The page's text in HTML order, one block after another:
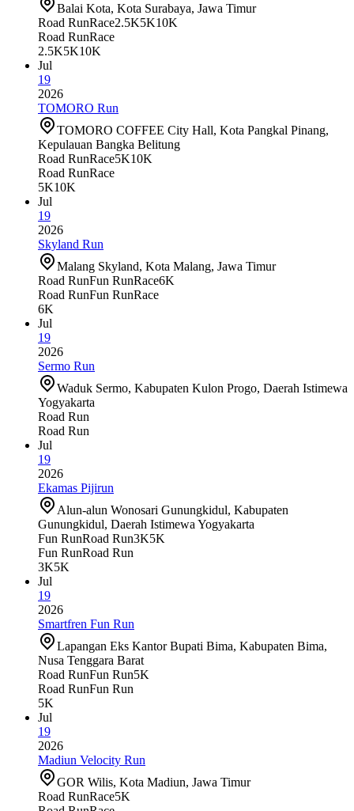
Balai Kota, Kota Surabaya, Jawa Timur
Road RunRace2.5K5K10K
Road RunRace
2.5K5K10K
Jul
19
2026
TOMORO Run
TOMORO COFFEE City Hall, Kota Pangkal Pinang,
Kepulauan Bangka Belitung
Road RunRace5K10K
Road RunRace
5K10K
Jul
19
2026
Skyland Run
Malang Skyland, Kota Malang, Jawa Timur
Road RunFun RunRace6K
Road RunFun RunRace
6K
Jul
19
2026
Sermo Run
Waduk Sermo, Kabupaten Kulon Progo, Daerah Istimewa
Yogyakarta
Road Run
Road Run
Jul
19
2026
Ekamas Pijirun
Alun-alun Wonosari Gunungkidul, Kabupaten
Gunungkidul, Daerah Istimewa Yogyakarta
Fun RunRoad Run3K5K
Fun RunRoad Run
3K5K
Jul
19
2026
Smartfren Fun Run
Lapangan Eks Kantor Bupati Bima, Kabupaten Bima,
Nusa Tenggara Barat
Road RunFun Run5K
Road RunFun Run
5K
Jul
19
2026
Madiun Velocity Run
GOR Wilis, Kota Madiun, Jawa Timur
Road RunRace5K